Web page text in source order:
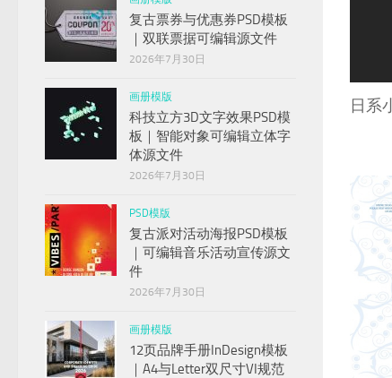
日系
复古票券与优惠券PSD模板
｜双联票据可编辑源文件
2026年7月30日
画册模版
科技立方3D文字效果PSD模
板｜智能对象可编辑立体字
体源文件
2026年7月30日
PSD模版
复古派对活动海报PSD模板
｜可编辑音乐活动宣传源文
件
2026年7月30日
画册模版
12页品牌手册InDesign模板
｜A4与Letter双尺寸VI规范